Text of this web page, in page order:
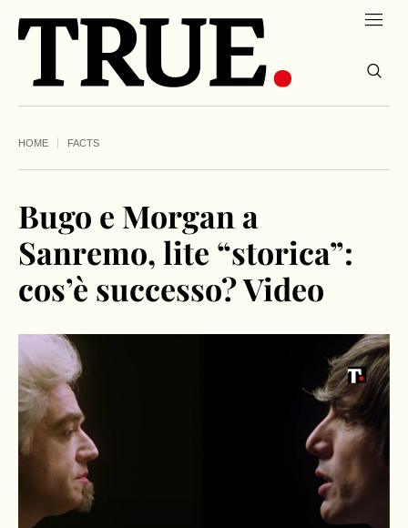
HOME FACTS
Bugo e Morgan a
Sanremo, lite “storica”:
cos’è successo? Video